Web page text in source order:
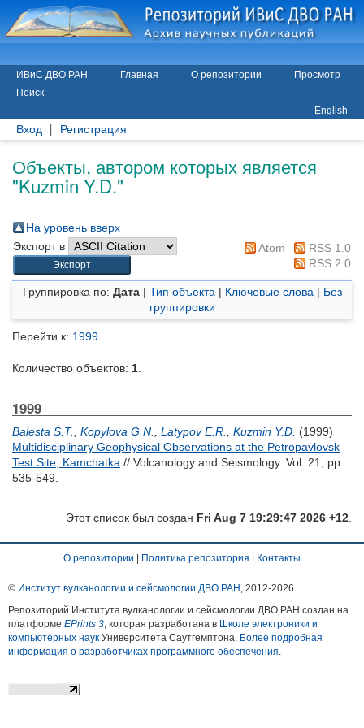
ИВиС ДВО РАН Главная О репозитории
Просмотр
Поиск
English
Вход Регистрация
Объекты, автором которых является
"Kuzmin Y.D."
На уровень вверх
Экспорт в
Atom
RSS 1.0
RSS 2.0
Группировка по: Дата| Тип объекта | Ключевые слова | Без
группировки
Перейти к: 1999
Количество объектов: 1
1999
Balesta S.T. Kopylova G.N. Latypov E.R. Kuzmin Y.D. (1999)
Multidisciplinary Geophysical Observations at the Petropavlovsk
Test Site, Kamchatka // Volcanology and Seismology. Vol. 21, pp.
535-549.
Этот список был создан Fri Aug 7 19:29:47 2026 +12
О репозитории Политика репозитория Контакты
© Институт вулканологии и сейсмологии ДВО РАН , 2012-2026
Репозиторий Института вулканологии и сейсмологии ДВО РАН создан на
платформе EPrints 3, которая разработана в Школе электроники и
компьютерных наук Университета Саутгемптона. Более подробная
информация о разработчиках программного обеспечения.